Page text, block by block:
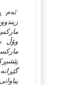
ئه‌م
وۆڵ